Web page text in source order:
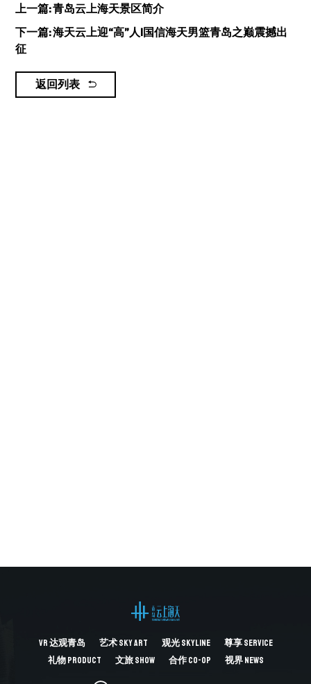
上一篇: 青岛云上海天景区简介
下一篇: 海天云上迎“高”人|国信海天男篮青岛之巅震撼出
征
返回列表
VR达观青岛 艺术SKY ART 观光SKYLINE 尊享SERVICE
礼物PRODUCT 文旅SHOW 合作CO-OP 视界NEWS